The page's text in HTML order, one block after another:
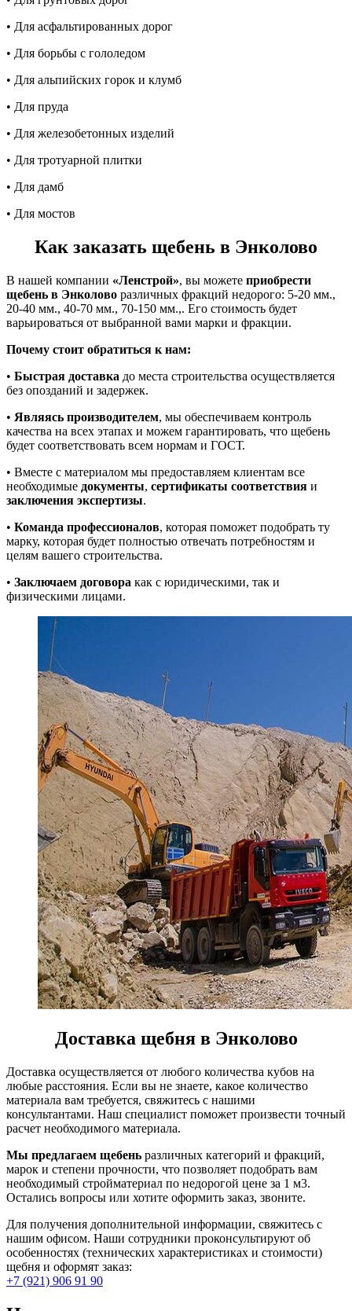
• Для асфальтированных дорог
• Для борьбы с гололедом
• Для альпийских горок и клумб
• Для пруда
• Для железобетонных изделий
• Для тротуарной плитки
• Для дамб
• Для мостов
Как заказать щебень в Энколово
В нашей компании «Ленстрой», вы можете приобрести
щебень в Энколово различных фракций недорого: 5-20 мм.,
20-40 мм., 40-70 мм., 70-150 мм.,. Его стоимость будет
варьироваться от выбранной вами марки и фракции.
Почему стоит обратиться к нам:
• Быстрая доставка до места строительства осуществляется
без опозданий и задержек.
• Являясь производителем, мы обеспечиваем контроль
качества на всех этапах и можем гарантировать, что щебень
будет соответствовать всем нормам и ГОСТ.
• Вместе с материалом мы предоставляем клиентам все
необходимые документы, сертификаты соответствия и
заключения экспертизы.
• Команда профессионалов, которая поможет подобрать ту
марку, которая будет полностью отвечать потребностям и
целям вашего строительства.
• Заключаем договора как с юридическими, так и
физическими лицами.
Доставка щебня в Энколово
Доставка осуществляется от любого количества кубов на
любые расстояния. Если вы не знаете, какое количество
материала вам требуется, свяжитесь с нашими
консультантами. Наш специалист поможет произвести точный
расчет необходимого материала.
Мы предлагаем щебень различных категорий и фракций,
марок и степени прочности, что позволяет подобрать вам
необходимый стройматериал по недорогой цене за 1 м3.
Остались вопросы или хотите оформить заказ, звоните.
Для получения дополнительной информации, свяжитесь с
нашим офисом. Наши сотрудники проконсультируют об
особенностях (технических характеристиках и стоимости)
щебня и оформят заказ:
+7 (921) 906 91 90